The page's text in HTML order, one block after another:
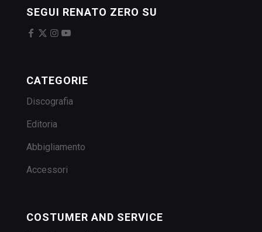
SEGUI RENATO ZERO SU
CATEGORIE
Discografia
Editoria
Abbigliamento
Accessori
COSTUMER AND SERVICE